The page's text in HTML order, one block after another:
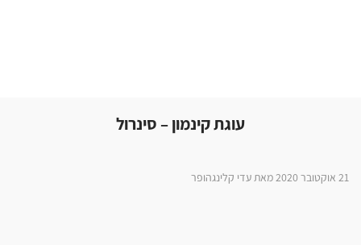
עוגת קינמון – סינרול
21 אוקטובר 2020 מאת עדי קלינגהופר